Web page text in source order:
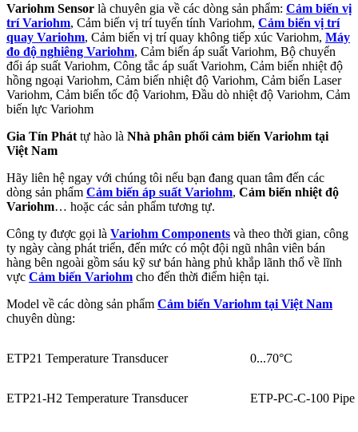
Variohm Sensor là chuyên gia về các dòng sản phẩm: Cảm biến vị
trí Variohm, Cảm biến vị trí tuyến tính Variohm, Cảm biến vị trí
quay Variohm, Cảm biến vị trí quay không tiếp xúc Variohm, Máy
đo độ nghiêng Variohm, Cảm biến áp suất Variohm, Bộ chuyển
đổi áp suất Variohm, Công tắc áp suất Variohm, Cảm biến nhiệt độ
hồng ngoại Variohm, Cảm biến nhiệt độ Variohm, Cảm biến Laser
Variohm, Cảm biến tốc độ Variohm, Đầu dò nhiệt độ Variohm, Cảm
biến lực Variohm
Gia Tín Phát tự hào là Nhà phân phối cảm biến Variohm tại
Việt Nam
Hãy liên hệ ngay với chúng tôi nếu bạn đang quan tâm đến các
dòng sản phẩm Cảm biến áp suất Variohm, Cảm biến nhiệt độ
Variohm… hoặc các sản phẩm tương tự.
Công ty được gọi là Variohm Components và theo thời gian, công
ty ngày càng phát triển, đến mức có một đội ngũ nhân viên bán
hàng bên ngoài gồm sáu kỹ sư bán hàng phủ khắp lãnh thổ về lĩnh
vực Cảm biến Variohm cho đến thời điểm hiện tại.
Model về các dòng sản phẩm Cảm biến Variohm tại Việt Nam
chuyên dùng:
ETP21 Temperature Transducer 0...70°C
ETP21-H2 Temperature Transducer ETP-PC-C-100 Pipe